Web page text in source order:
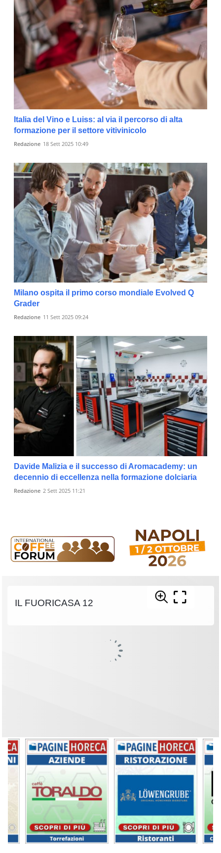
Italia del Vino e Luiss: al via il percorso di alta
formazione per il settore vitivinicolo
Redazione 18 Sett 2025 10:49
Milano ospita il primo corso mondiale Evolved Q
Grader
Redazione 11 Sett 2025 09:24
Davide Malizia e il successo di Aromacademy: un
decennio di eccellenza nella formazione dolciaria
Redazione 2 Sett 2025 11:21